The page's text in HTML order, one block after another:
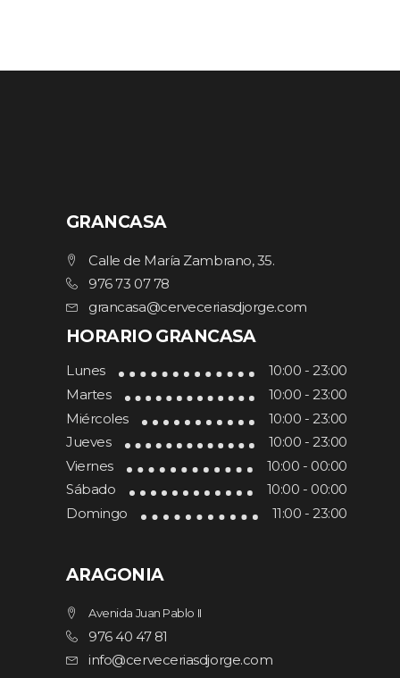
GRANCASA
Calle de María Zambrano, 35.
976 73 07 78
grancasa@cerveceriasdjorge.com
HORARIO GRANCASA
Lunes
10:00 - 23:00
Martes
10:00 - 23:00
Miércoles
10:00 - 23:00
Jueves
10:00 - 23:00
Viernes
10:00 - 00:00
Sábado
10:00 - 00:00
Domingo
11:00 - 23:00
ARAGONIA
Avenida Juan Pablo II
976 40 47 81
info@cerveceriasdjorge.com